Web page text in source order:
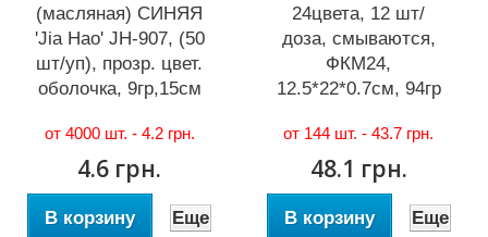
(масляная) СИНЯЯ
'Jia Hao' JH-907, (50
шт/уп), прозр. цвет.
оболочка, 9гр,15см
от 4000 шт. - 4.2 грн.
4.6 грн.
В корзину Еще
24цвета, 12 шт/
доза, смываются,
ФКМ24,
12.5*22*0.7см, 94гр
от 144 шт. -43.7 грн.
48.1 грн.
В корзину Еще